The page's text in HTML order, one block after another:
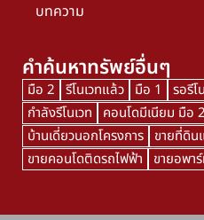
บทความ
คำค้นหาทรัพย์อื่นๆ
มือ 2 รีโนเวทแล้ว มือ 1 รอรีโ
กำลังรีโนเวท
คอนโดมีเนียม มือ 2
บ้านเดี่ยวนอกโครงการ ขายที่ดิน
ขายคอนโดติดรถไฟฟ้า
ขายอพา